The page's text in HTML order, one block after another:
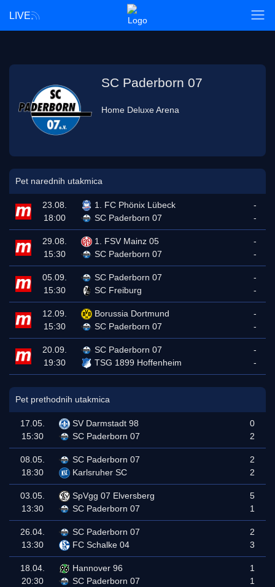
LIVE
SC Paderborn 07
Home Deluxe Arena
Pet narednih utakmica
23.08.
18:00
1. FC Phönix Lübeck
SC Paderborn 07
-
-
29.08.
15:30
1. FSV Mainz 05
SC Paderborn 07
-
-
05.09.
15:30
SC Paderborn 07
SC Freiburg
-
-
12.09.
15:30
Borussia Dortmund
SC Paderborn 07
-
-
20.09.
19:30
SC Paderborn 07
TSG 1899 Hoffenheim
-
-
Pet prethodnih utakmica
17.05.
15:30
SV Darmstadt 98
SC Paderborn 07
0
2
08.05.
18:30
SC Paderborn 07
Karlsruher SC
2
2
03.05.
13:30
SpVgg 07 Elversberg
SC Paderborn 07
5
1
26.04.
13:30
SC Paderborn 07
FC Schalke 04
2
3
18.04.
20:30
Hannover 96
SC Paderborn 07
1
1